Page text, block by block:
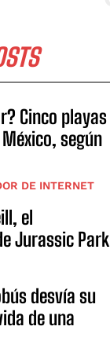
Cinco playas
según
DE INTERNET
el
Jurassic Park
desvía su
de una